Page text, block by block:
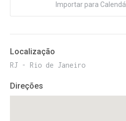
Importar para
Localização
RJ - Rio de Janeiro
Direções